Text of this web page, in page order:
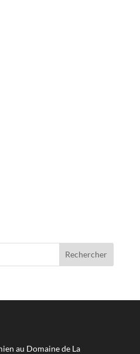
au Domaine de La